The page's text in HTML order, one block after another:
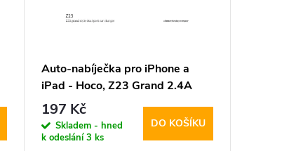
Auto-nabíječka pro iPhone a
iPad - Hoco, Z23 Grand 2.4A
197 Kč
Skladem - hned
k odeslání3 ks
DO KOŠÍKU